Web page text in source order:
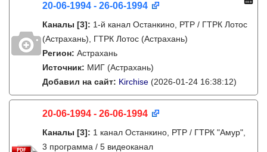
20-06-1994 - 26-06-1994
Каналы [3]: 1-й канал Останкино, РТР / ГТРК Лотос
(Астрахань), ГТРК Лотос (Астрахань)
Регион: Астрахань
Источник: МИГ (Астрахань)
Добавил на сайт: Kirchise (2026-01-24 16:38:12)
20-06-1994 - 26-06-1994
Каналы [3]: 1 канал Останкино, РТР / ГТРК "Амур",
3 программа / 5 видеоканал